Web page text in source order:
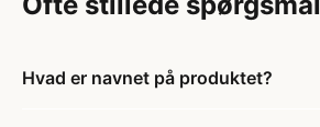
Hvad er navnet på produktet?